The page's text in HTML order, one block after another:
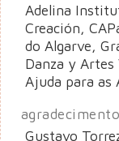
Adelina
Creación,
do Algarve,
Danza y Artes
Ajuda para as
Gustavo